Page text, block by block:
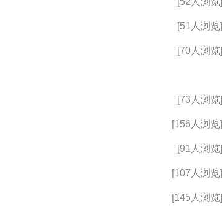
[51人浏览]
[70人浏览]
[73人浏览]
[156人浏览]
[91人浏览]
[107人浏览]
[145人浏览]